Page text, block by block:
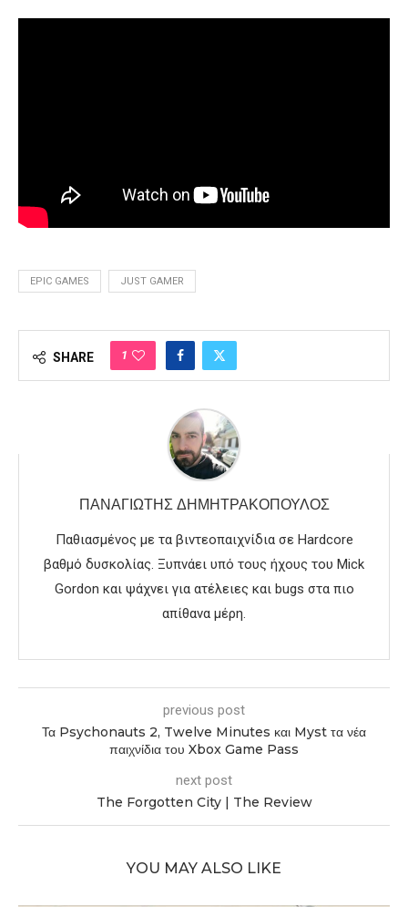
EPIC GAMES JUST GAMER
SHARE 1
ΠΑΝΑΓΙΏΤΗΣ ΔΗΜΗΤΡΑΚΌΠΟΥΛΟΣ
Παθιασμένος με τα βιντεοπαιχνίδια σε Hardcore
βαθμό δυσκολίας. Ξυπνάει υπό τους ήχους του Mick
Gordon και ψάχνει για ατέλειες και bugs στα πιο
απίθανα μέρη.
previous post
Τα Psychonauts 2, Twelve Minutes και Myst τα νέα
παιχνίδια του Xbox Game Pass
next post
The Forgotten City | The Review
YOU MAY ALSO LIKE